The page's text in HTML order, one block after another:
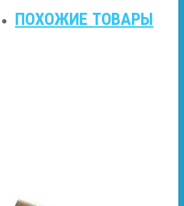
ПОХОЖИЕ ТОВАРЫ